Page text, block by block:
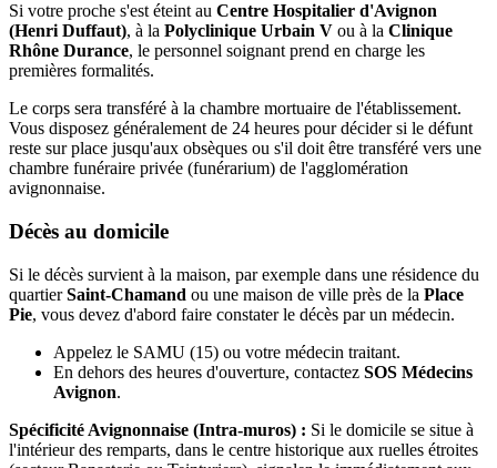
Si votre proche s'est éteint au Centre Hospitalier d'Avignon
(Henri Duffaut), à la Polyclinique Urbain V ou à la Clinique
Rhône Durance, le personnel soignant prend en charge les
premières formalités.
Le corps sera transféré à la chambre mortuaire de l'établissement.
Vous disposez généralement de 24 heures pour décider si le défunt
reste sur place jusqu'aux obsèques ou s'il doit être transféré vers une
chambre funéraire privée (funérarium) de l'agglomération
avignonnaise.
Décès au domicile
Si le décès survient à la maison, par exemple dans une résidence du
quartierSaint-Chamand ou une maison de ville près de la Place
Pie, vous devez d'abord faire constater le décès par un médecin.
Appelez le SAMU (15) ou votre médecin traitant.
En dehors des heures d'ouverture, contactez SOS Médecins
Avignon.
Spécificité Avignonnaise (Intra-muros) : Si le domicile se situe à
l'intérieur des remparts, dans le centre historique aux ruelles étroites